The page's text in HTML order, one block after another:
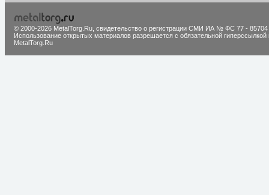
© 2000-2026 MetalTorg.Ru, cвидетельство о регистрации СМИ ИА № ФС 77 - 85704
Использование открытых материалов разрешается с обязательной гиперссылкой
MetalTorg.Ru